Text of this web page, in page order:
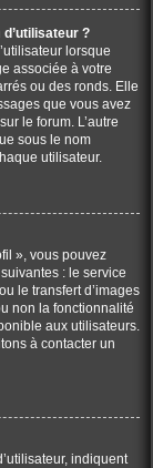
?
lorsque
associée à votre
ou des ronds. Elle
que vous avez
le forum. L’autre
sous le nom
utilisateur.
», vous pouvez
: le service
le transfert d’images
non la fonctionnalité
aux utilisateurs.
à contacter un
indiquent